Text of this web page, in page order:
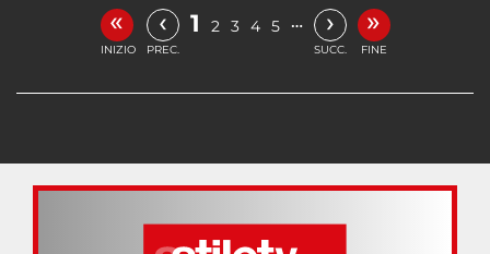
«
INIZIO
‹
PREC.
1 2 3 4 5 … ›
SUCC.
»
FINE